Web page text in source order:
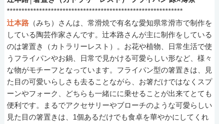
************************************************************
辻本路（みち）さんは、常滑焼で有名な愛知県常滑市で制作を
している陶芸作家さんです。辻本路さんが主に制作をしている
のは箸置き（カトラリーレスト）。お花や植物、日常生活で使
うフライパンやお鍋、日常で見かける可愛らしい形など、様々
な物がモチーフとなっています。フライパン型の箸置きは、見
た目の可愛いらしさも去ることながら、お箸だけではなくスプ
ーンやフォーク、どちらも一緒にに乗せることが出来てとても
便利です。まるでアクセサリーやブローチのような可愛らしい
見た目の箸置きは、1個あるだけでも食卓を華やかにしてくれ